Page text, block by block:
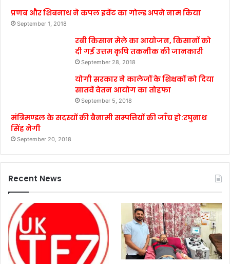
प्रणब और शिबनाथ ने कपल इवेंट का गोल्ड अपने नाम किया
September 1, 2018
रबी किसान मेले का आयोजन, किसानों को
दी गई उत्तम कृषि तकनीक की जानकारी
September 28, 2018
योगी सरकार ने कालेजों के शिक्षकों को दिया
सातवें वेतन आयोग का तोहफा
September 5, 2018
मंत्रिमण्डल के सदस्यों की बैनामी सम्पत्तियों की जाँच हो:रघुनाथ
सिंह नेगी
September 20, 2018
Recent News